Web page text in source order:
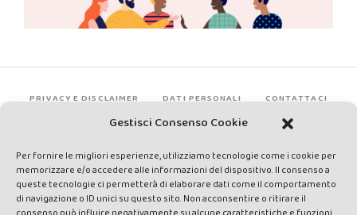
Gestisci Consenso Cookie
Per fornire le migliori esperienze, utilizziamo tecnologie come i cookie per
memorizzare e/o accedere alle informazioni del dispositivo. Il consenso a
queste tecnologie ci permetterà di elaborare dati come il comportamento
di navigazione o ID unici su questo sito. Non acconsentire o ritirare il
PRIVACY E DISCLAIMER DATI PERSONALI CONTATTACI